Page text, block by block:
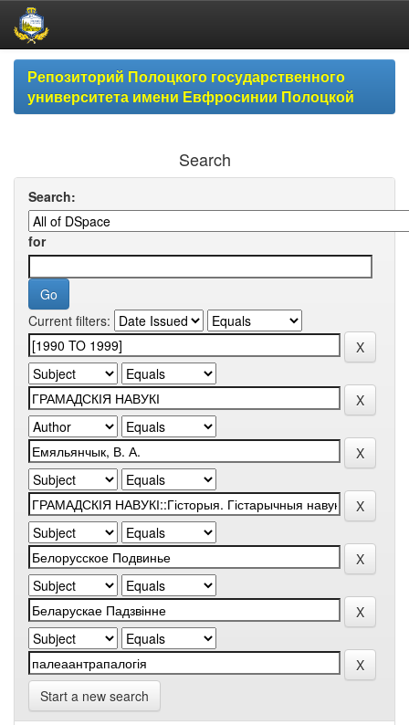
Skip
navigationРепозиторий Полоцкого государственного
университета имени Евфросинии Полоцкой
Search
Search:
for
Current filters:
Start a new search